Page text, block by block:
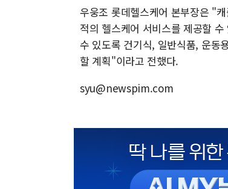
우웅조 롯데헬스케어 본부장은 "
적의 헬스케어 서비스를 제공할
수 있도록 건기식, 일반식품, 운동
할 계획"이라고 전했다.
syu@newspim.com